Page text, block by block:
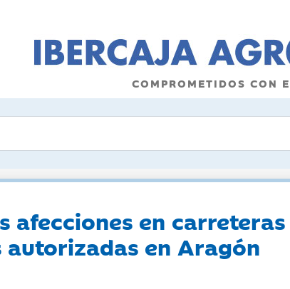
COMPROMETIDOS CON
afecciones en
en Aragón